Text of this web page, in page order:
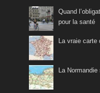
Quand
pour la santé
La vraie carte
La